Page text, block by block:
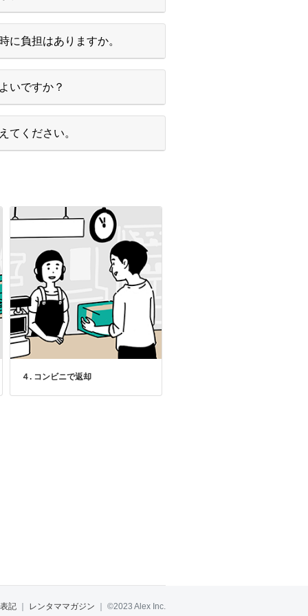
に負担はありますか。
いですか？
てください。
４. コンビニで返却
記 レンタママガジン ©2023 Alex Inc.